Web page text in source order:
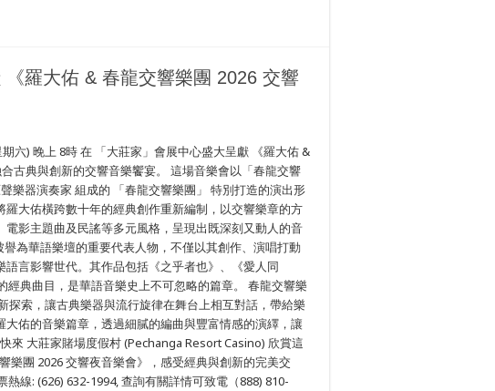
《羅大佑 & 春龍交響樂團 2026 交響
六) 晚上 8時 在 「大莊家」會展中心盛大呈獻 《羅大佑 &
古典與創新的交響音樂饗宴。 這場音樂會以「春龍交響
樂器演奏家 組成的 「春龍交響樂團」 特別打造的演出形
大佑橫跨數十年的經典創作重新編制，以交響樂章的方
影主題曲及民謠等多元風格，呈現出既深刻又動人的音
為華語樂壇的重要代表人物，不僅以其創作、演唱打動
言影響世代。其作品包括《之乎者也》、《愛人同
典曲目，是華語音樂史上不可忽略的篇章。 春龍交響樂
探索，讓古典樂器與流行旋律在舞台上相互對話，帶給樂
佑的音樂篇章，透過細膩的編曲與豐富情感的演繹，讓
來 大莊家賭場度假村 (Pechanga Resort Casino) 欣賞這
樂團 2026 交響夜音樂會》，感受經典與創新的完美交
線: (626) 632-1994, 查詢有關詳情可致電（888) 810-